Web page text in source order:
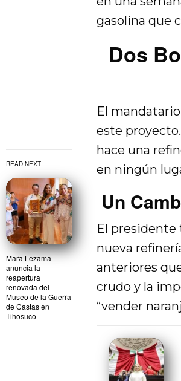
READ NEXT
Mara Lezama
anuncia la
reapertura
renovada del
Museo de la Guerra
de Castas en
Tihosuco
gasolina que
Dos
El
este
hace una
en ningún
Un
El presidente
nueva
anteriores
crudo y la
“vender